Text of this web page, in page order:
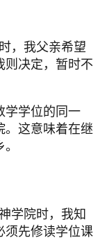
，我父亲希望
则决定，暂时不
学学位的同一
。这意味着在继
学院时，我知
须先修读学位课